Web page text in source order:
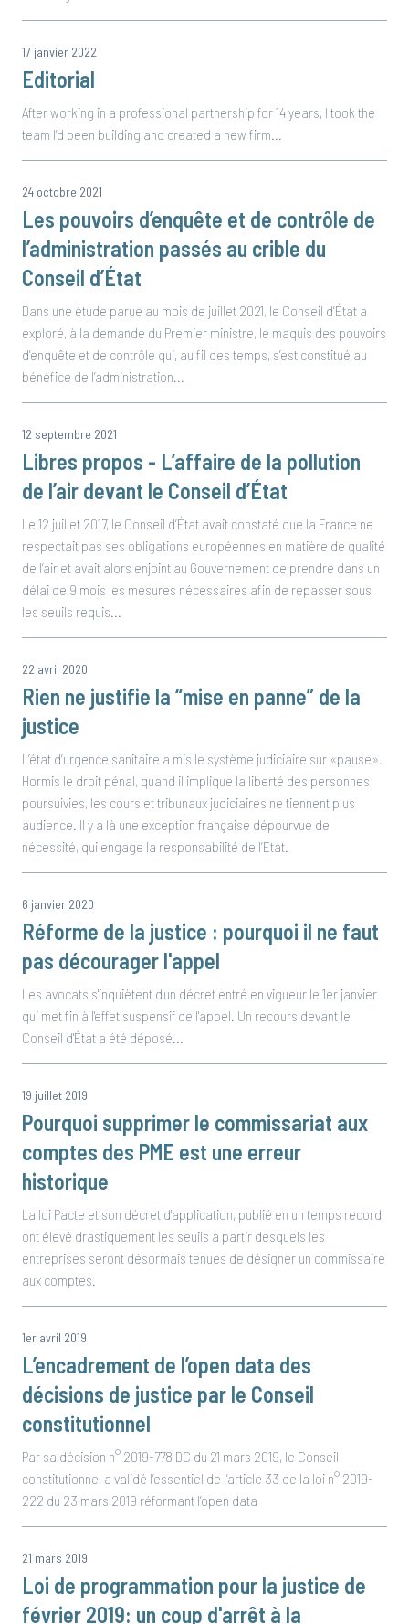
17 janvier 2022
Editorial
After working in a professional partnership for 14 years, I took the
team I’d been building and created a new firm...
24 octobre 2021
Les pouvoirs d’enquête et de contrôle de
l’administration passés au crible du
Conseil d’État
Dans une étude parue au mois de juillet 2021, le Conseil d’État a
exploré, à la demande du Premier ministre, le maquis des pouvoirs
d’enquête et de contrôle qui, au fil des temps, s’est constitué au
bénéfice de l’administration...
12 septembre 2021
Libres propos - L’affaire de la pollution
de l’air devant le Conseil d’État
Le 12 juillet 2017, le Conseil d’État avait constaté que la France ne
respectait pas ses obligations européennes en matière de qualité
de l’air et avait alors enjoint au Gouvernement de prendre dans un
délai de 9 mois les mesures nécessaires afin de repasser sous
les seuils requis...
22 avril 2020
Rien ne justifie la “mise en panne” de la
justice
L’état d’urgence sanitaire a mis le système judiciaire sur «pause».
Hormis le droit pénal, quand il implique la liberté des personnes
poursuivies, les cours et tribunaux judiciaires ne tiennent plus
audience. Il y a là une exception française dépourvue de
nécessité, qui engage la responsabilité de l’Etat.
6 janvier 2020
Réforme de la justice : pourquoi il ne faut
pas décourager l'appel
Les avocats s'inquiètent d'un décret entré en vigueur le 1er janvier
qui met fin à l'effet suspensif de l'appel. Un recours devant le
Conseil d'État a été déposé...
19 juillet 2019
Pourquoi supprimer le commissariat aux
comptes des PME est une erreur
historique
La loi Pacte et son décret d'application, publié en un temps record
ont élevé drastiquement les seuils à partir desquels les
entreprises seront désormais tenues de désigner un commissaire
aux comptes.
1er avril 2019
L’encadrement de l’open data des
décisions de justice par le Conseil
constitutionnel
Par sa décision n° 2019-778 DC du 21 mars 2019, le Conseil
constitutionnel a validé l’essentiel de l’article 33 de la loi n° 2019-
222 du 23 mars 2019 réformant l’open data
21 mars 2019
Loi de programmation pour la justice de
février 2019: un coup d'arrêt à la